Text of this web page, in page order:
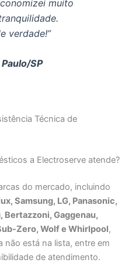
muito
verdade!”
SP
Técnica de
a Electroserve atende?
do mercado, incluindo
Samsung, LG, Panasonic,
Bertazzoni, Gaggenau,
Zero, Wolf e Whirlpool,
não está na lista, entre em
de atendimento.